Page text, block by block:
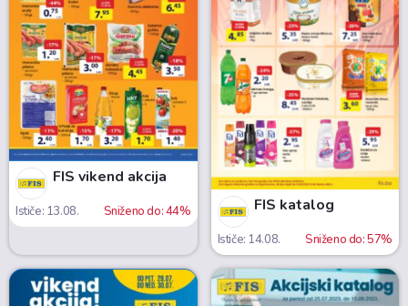
FIS vikend akcija
Ističe: 13.08. Sniženo do: 44% FIS katalog
Ističe: 14.08. Sniženo do: 57%